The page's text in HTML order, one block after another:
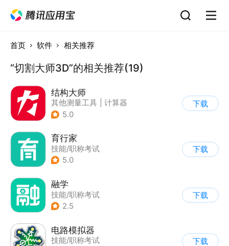
首页 软件 相关推荐
“切割大师3D”的相关推荐(19)
结构大师
其他测量工具
计算器
5.0
下载
育行家
技能/职称考试
5.0
下载
融学
技能/职称考试
2.5
下载
电路模拟器
技能/职称考试
下载